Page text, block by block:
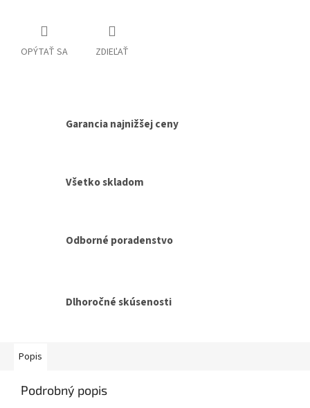
OPÝTAŤ SA ZDIEĽAŤ
Garancia najnižšej ceny
Všetko skladom
Odborné poradenstvo
Dlhoročné skúsenosti
Popis
Podrobný popis